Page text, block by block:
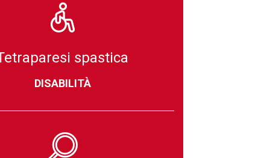
spastica
DISABILITÀ